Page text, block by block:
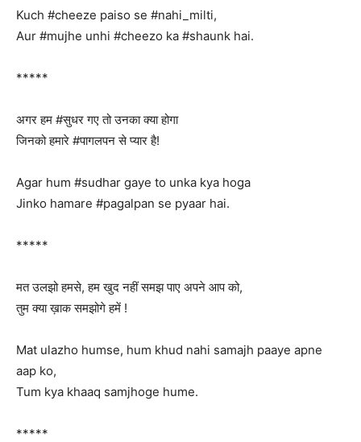
Kuch #cheeze paiso se #nahi_milti,
Aur #mujhe unhi #cheezo ka #shaunk hai.
*****
अगर हम #सुधर गए तो उनका क्या होगा
जिनको हमारे #पागलपन से प्यार है!
Agar hum #sudhar gaye to unka kya hoga
Jinko hamare #pagalpan se pyaar hai.
*****
मत उलझो हमसे, हम खुद नहीं समझ पाए अपने आप को,
तुम क्या ख़ाक समझोगे हमें !
Mat ulazho humse, hum khud nahi samajh paaye apne
aap ko,
Tum kya khaaq samjhoge hume.
*****